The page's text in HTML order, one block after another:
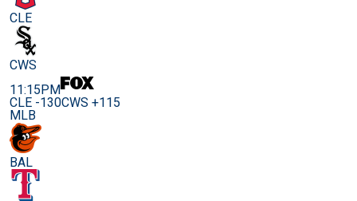
CLE
CWS
11:15PM
CLE -130CWS +115
MLB
BAL